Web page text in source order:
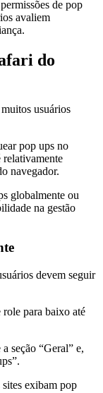
de pop
avaliem
do
usuários
pop ups no
relativamente
navegador.
globalmente ou
na gestão
devem seguir
para baixo até
seção “Geral” e,
exibam pop